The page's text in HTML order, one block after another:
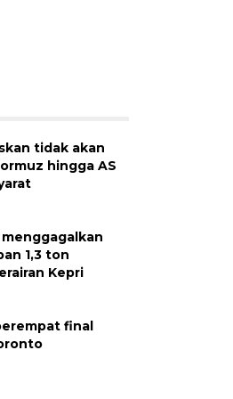
tidak akan
hingga AS
menggagalkan
1,3 ton
Kepri
final